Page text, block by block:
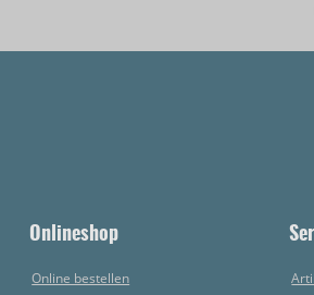
Onlineshop
Online bestellen